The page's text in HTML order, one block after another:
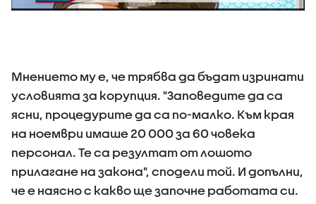
Мнението му е, че трябва да бъдат изринати
условията за корупция. "Заповедите да са
ясни, процедурите да са по-малко. Към края
на ноември имаше 20 000 за 60 човека
персонал. Те са резултат от лошото
прилагане на закона", сподели той. И допълни,
че е наясно с какво ще започне работата си.